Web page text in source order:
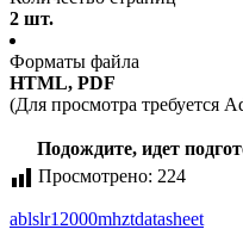
2 шт.
Форматы файла
HTML, PDF
(Для просмотра требуется
Подождите, идет
Просмотрено: 224
ablslr12000mhztdatasheet